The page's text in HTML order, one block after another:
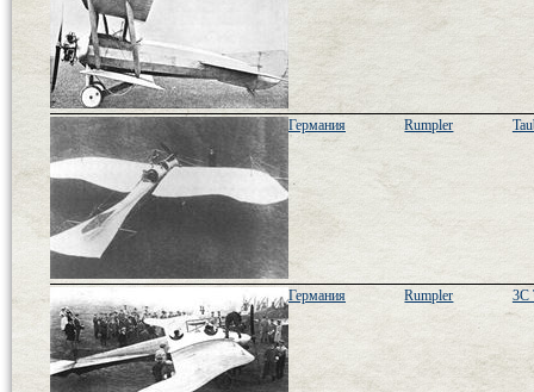
Германия Rumpler
Германия Rumpler 3C